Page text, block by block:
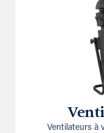
Ventilateurs à